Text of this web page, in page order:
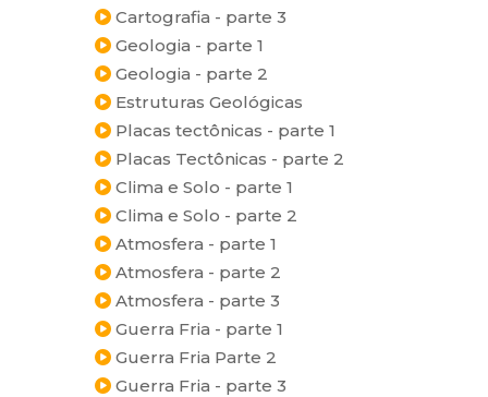
Cartografia - parte 3
Geologia - parte 1
Geologia - parte 2
Estruturas Geológicas
Placas tectônicas - parte 1
Placas Tectônicas - parte 2
Clima e Solo - parte 1
Clima e Solo - parte 2
Atmosfera - parte 1
Atmosfera - parte 2
Atmosfera - parte 3
Guerra Fria - parte 1
Guerra Fria Parte 2
Guerra Fria - parte 3